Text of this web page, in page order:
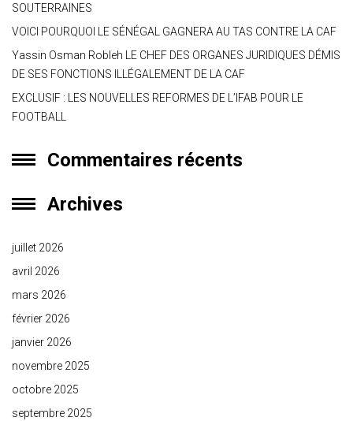
SOUTERRAINES
VOICI POURQUOI LE SÉNÉGAL GAGNERA AU TAS CONTRE LA CAF
Yassin Osman Robleh LE CHEF DES ORGANES JURIDIQUES DÉMIS
DE SES FONCTIONS ILLÉGALEMENT DE LA CAF
EXCLUSIF : LES NOUVELLES REFORMES DE L’IFAB POUR LE
FOOTBALL
Commentaires récents
Archives
juillet 2026
avril 2026
mars 2026
février 2026
janvier 2026
novembre 2025
octobre 2025
septembre 2025